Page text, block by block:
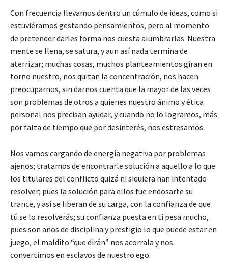
Con frecuencia llevamos dentro un cúmulo de ideas, como si
estuviéramos gestando pensamientos, pero al momento
de pretender darles forma nos cuesta alumbrarlas. Nuestra
mente se llena, se satura, y aun así nada termina de
aterrizar; muchas cosas, muchos planteamientos giran en
torno nuestro, nos quitan la concentración, nos hacen
preocuparnos, sin darnos cuenta que la mayor de las veces
son problemas de otros a quienes nuestro ánimo y ética
personal nos precisan ayudar, y cuando no lo logramos, más
por falta de tiempo que por desinterés, nos estresamos.
Nos vamos cargando de energía negativa por problemas
ajenos; tratamos de encontrarle solución a aquello a lo que
los titulares del conflicto quizá ni siquiera han intentado
resolver; pues la solución para ellos fue endosarte su
trance, y así se liberan de su carga, con la confianza de que
tú se lo resolverás; su confianza puesta en ti pesa mucho,
pues son años de disciplina y prestigio lo que puede estar en
juego, el maldito “que dirán” nos acorrala y nos
convertimos en esclavos de nuestro ego.